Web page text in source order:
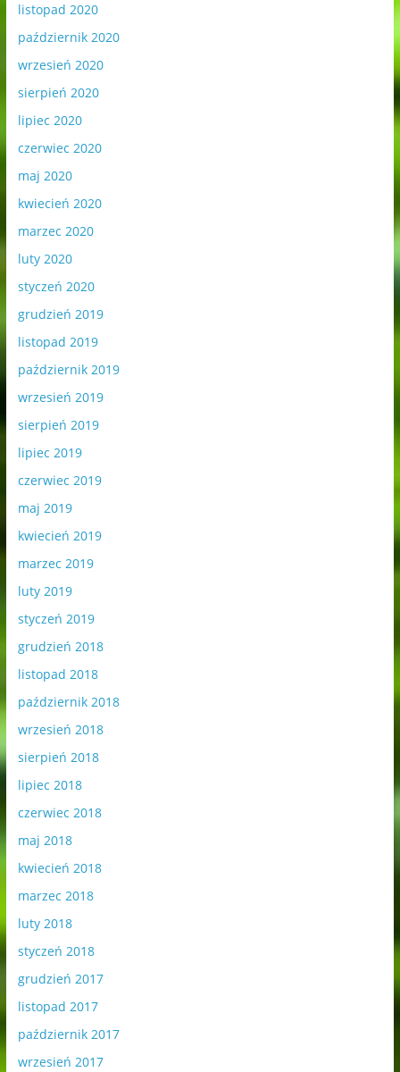
listopad 2020
październik 2020
wrzesień 2020
sierpień 2020
lipiec 2020
czerwiec 2020
maj 2020
kwiecień 2020
marzec 2020
luty 2020
styczeń 2020
grudzień 2019
listopad 2019
październik 2019
wrzesień 2019
sierpień 2019
lipiec 2019
czerwiec 2019
maj 2019
kwiecień 2019
marzec 2019
luty 2019
styczeń 2019
grudzień 2018
listopad 2018
październik 2018
wrzesień 2018
sierpień 2018
lipiec 2018
czerwiec 2018
maj 2018
kwiecień 2018
marzec 2018
luty 2018
styczeń 2018
grudzień 2017
listopad 2017
październik 2017
wrzesień 2017